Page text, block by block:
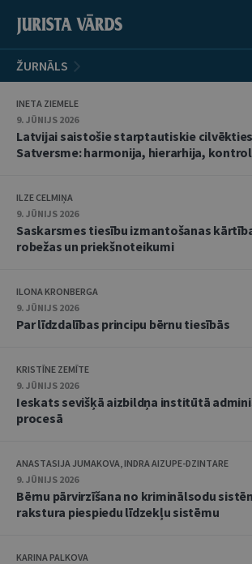
ŽURNĀLS
INETA ZIEMELE
9. JŪNIJS 2026
Latvijai saistošie starptautiskie
Satversme: harmonija, hierarhija,
ILZE CELMIŅA
9. JŪNIJS 2026
Saskarsmes tiesību izmantošanas
robežas un priekšnoteikumi
ILONA KRONBERGA
9. JŪNIJS 2026
Par līdzdalības principu bērnu tiesībās
KRISTĪNE ZEMĪTE
9. JŪNIJS 2026
Ieskats sevišķā aizbildņa institūtā
procesā
ANASTASIJA JUMAKOVA, INDRA AIZUPE-DZINTARE
9. JŪNIJS 2026
Bērnu pārvirzīšana no kriminālsodu
rakstura piespiedu līdzekļu sistēmu
KARINA PALKOVA